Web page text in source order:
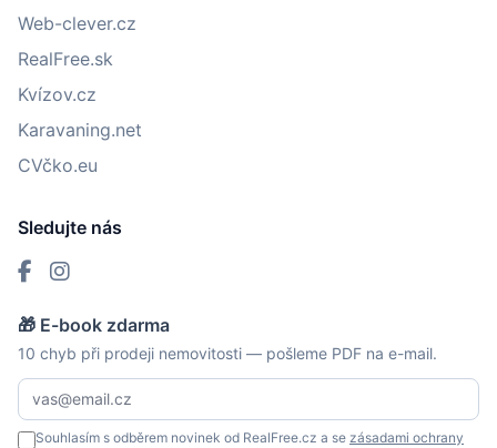
Web-clever.cz
RealFree.sk
Kvízov.cz
Karavaning.net
CVčko.eu
Sledujte nás
🎁 E-book zdarma
10 chyb při prodeji nemovitosti — pošleme PDF na e-mail.
Souhlasím s odběrem novinek od RealFree.cz a se zásadami ochrany